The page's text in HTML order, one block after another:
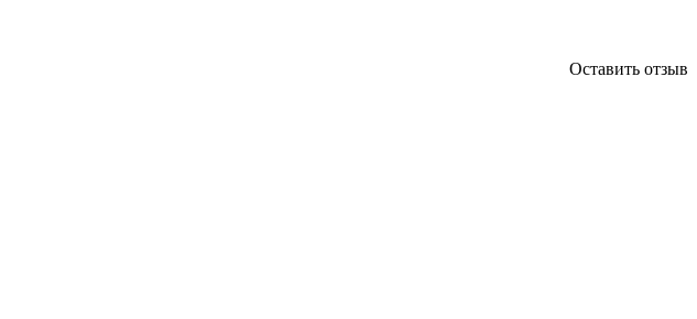
Оставить отзыв